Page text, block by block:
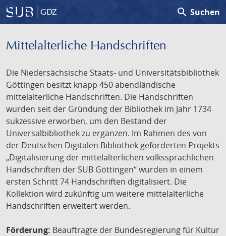
GDZ search Suchen
Mittelalterliche Handschriften
Die Niedersächsische Staats- und Universitätsbibliothek
Göttingen besitzt knapp 450 abendländische
mittelalterliche Handschriften. Die Handschriften
wurden seit der Gründung der Bibliothek im Jahr 1734
sukzessive erworben, um den Bestand der
Universalbibliothek zu ergänzen. Im Rahmen des von
der Deutschen Digitalen Bibliothek geförderten Projekts
„Digitalisierung der mittelalterlichen volkssprachlichen
Handschriften der SUB Göttingen“ wurden in einem
ersten Schritt 74 Handschriften digitalisiert. Die
Kollektion wird zukünftig um weitere mittelalterliche
Handschriften erweitert werden.
Förderung: Beauftragte der Bundesregierung für Kultur